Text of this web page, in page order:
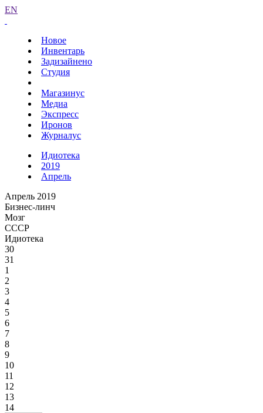
EN
Новое
Инвентарь
Задизайнено
Студия
Магазинус
Медиа
Экспресс
Иронов
Журналус
Идиотека
2019
Апрель
Апрель 2019
Бизнес-линч
Мозг
СССР
Идиотека
30
31
1
2
3
4
5
6
7
8
9
10
11
12
13
14